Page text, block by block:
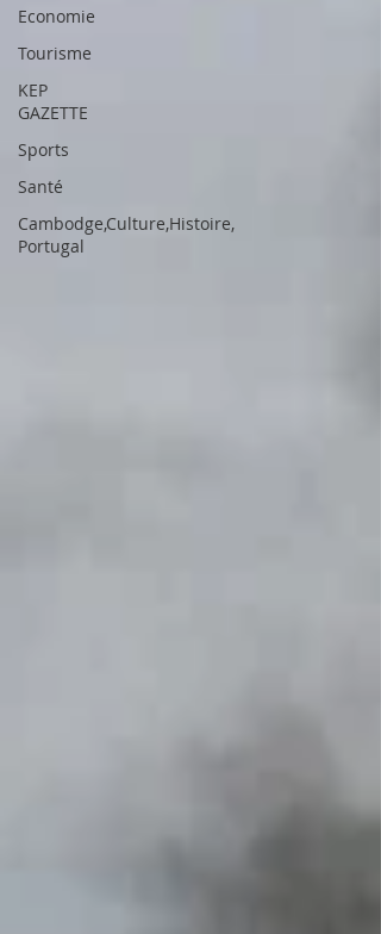
Economie
Tourisme
KEP
GAZETTE
Sports
Santé
Cambodge,Culture,Histoire,
Portugal